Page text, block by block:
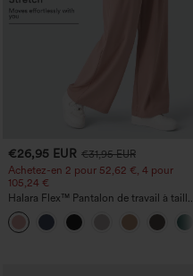
€26,95 EUR €31,95 EUR
Achetez-en 2 pour 52,62 €, 4 pour
105,24 €
Halara Flex™ Pantalon de travail à taille
haute, jambe large, avec poches, en
maille gaufrée